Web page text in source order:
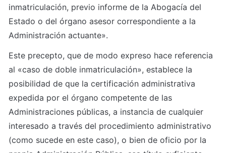
inmatriculación, previo informe de la Abogacía del
Estado o del órgano asesor correspondiente a la
Administración actuante».
Este precepto, que de modo expreso hace referencia
al «caso de doble inmatriculación», establece la
posibilidad de que la certificación administrativa
expedida por el órgano competente de las
Administraciones públicas, a instancia de cualquier
interesado a través del procedimiento administrativo
(como sucede en este caso), o bien de oficio por la